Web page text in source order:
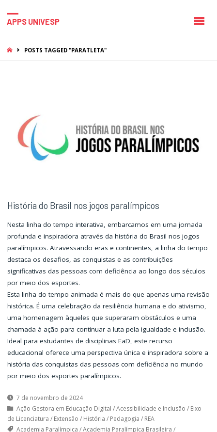
APPS UNIVESP
HOMEPOSTS TAGGED "PARATLETA"
História do Brasil nos jogos paralímpicos
Nesta linha do tempo interativa, embarcamos em uma jornada
profunda e inspiradora através da história do Brasil nos jogos
paralímpicos. Atravessando eras e continentes, a linha do tempo
destaca os desafios, as conquistas e as contribuições
significativas das pessoas com deficiência ao longo dos séculos
por meio dos esportes.
Esta linha do tempo animada é mais do que apenas uma revisão
histórica. É uma celebração da resiliência humana e do ativismo,
uma homenagem àqueles que superaram obstáculos e uma
chamada à ação para continuar a luta pela igualdade e inclusão.
Ideal para estudantes de disciplinas EaD, este recurso
educacional oferece uma perspectiva única e inspiradora sobre a
história das conquistas das pessoas com deficiência no mundo
por meio dos esportes paralímpicos.
7 de novembro de 2024
Ação Gestora em Educação Digital /Acessibilidade e Inclusão / Eixo
de Licenciatura / Extensão / História / Pedagogia / REA
Academia Paralímpica /Academia Paralímpica Brasileira /